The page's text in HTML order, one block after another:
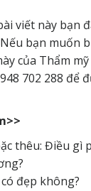
viết này bạn
bạn muốn
của Thẩm
702 288 để
thêu: Điều gì
đẹp không?